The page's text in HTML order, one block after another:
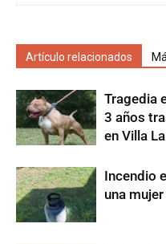
Artículo relacionados
Tragedia
3 años
en Villa
Incendio
una